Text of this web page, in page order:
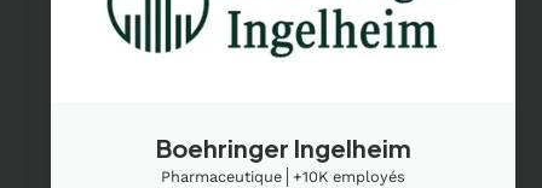
Boehringer Ingelheim
Pharmaceutique│+10K employés